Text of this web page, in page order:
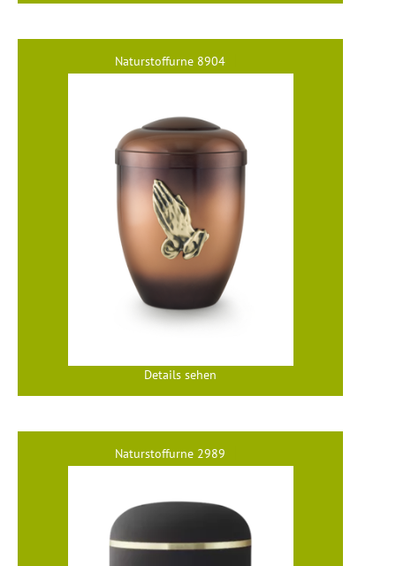
Naturstoffurne 8904
Details sehen
Naturstoffurne 2989